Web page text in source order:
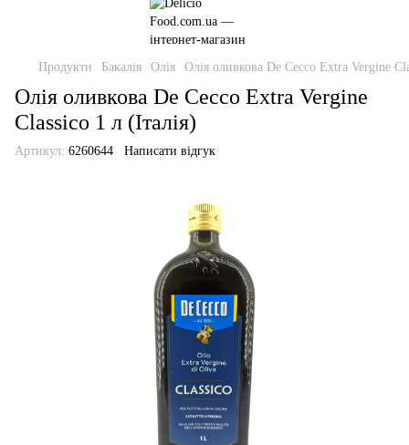
Продукти Бакалія Олія Олія оливкова De Cecco Extra Vergine
Олія оливкова De Cecco Extra Vergine
Classico 1 л (Італія)
Артикул: 6260644 Написати відгук